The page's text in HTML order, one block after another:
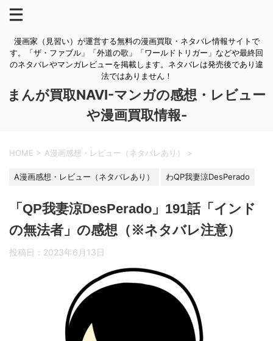
漫画家（見習い）が運営する無料の漫画買取・ネタバレ情報サイトで
す。「ザ・ファブル」「外道の歌」「ワールドトリガー」などや最終回
のネタバレやマンガレビューを掲載します。ネタバレは発売後であり違
法ではありません！
まんが買取NAVI-マンガの感想・レビュー
や漫画買取情報-
HOME > A漫画感想・レビュー（ネタバレあり） >
A漫画感想・レビュー（ネタバレあり） わQP我妻涼DesPerado
「QP我妻涼DesPerado」191話「インド
の無法者」の感想（※ネタバレ注意）
投稿日： 2023年6月13日